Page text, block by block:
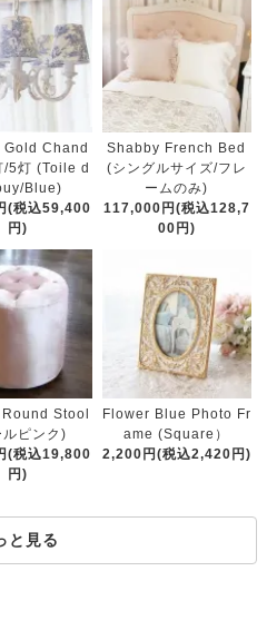
Gold Chand
5灯 (Toile d
Blue)
(税込59,400
円)
Shabby French Bed
(シングルサイズ/フレ
ームのみ)
117,000円(税込128,7
00円)
Stool
ピンク)
(税込19,800
円)
Flower Blue Photo Fr
ame (Square）
2,200円(税込2,420円)
と見る